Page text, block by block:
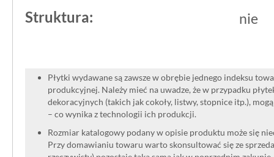
Struktura: nie
Płytki wydawane są zawsze w obrębie jednego indeksu
produkcyjnej. Należy mieć na uwadze, że w przypadku
dekoracyjnych (takich jak cokoły, listwy, stopnice itp.),
– co wynika z technologii ich produkcji.
Rozmiar katalogowy podany w opisie produktu może się
Przy domawianiu towaru warto skonsultować się ze